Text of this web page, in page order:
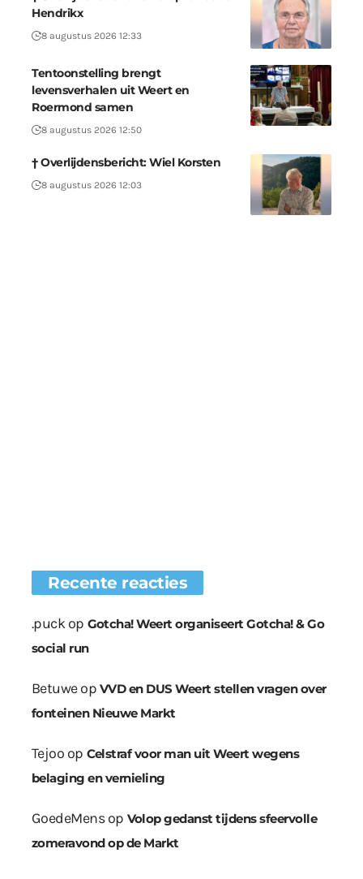
Hendrikx
8 augustus 2026 12:33
Tentoonstelling brengt
levensverhalen uit Weert en
Roermond samen
8 augustus 2026 12:50
† Overlijdensbericht: Wiel Korsten
8 augustus 2026 12:03
Recente reacties
.puckop Gotcha! Weert organiseert Gotcha! & Go
social run
Betuweop VVD en DUS Weert stellen vragen over
fonteinen Nieuwe Markt
Tejoo op Celstraf voor man uit Weert wegens
belaging en vernieling
GoedeMensop Volop gedanst tijdens sfeervolle
zomeravond op de Markt